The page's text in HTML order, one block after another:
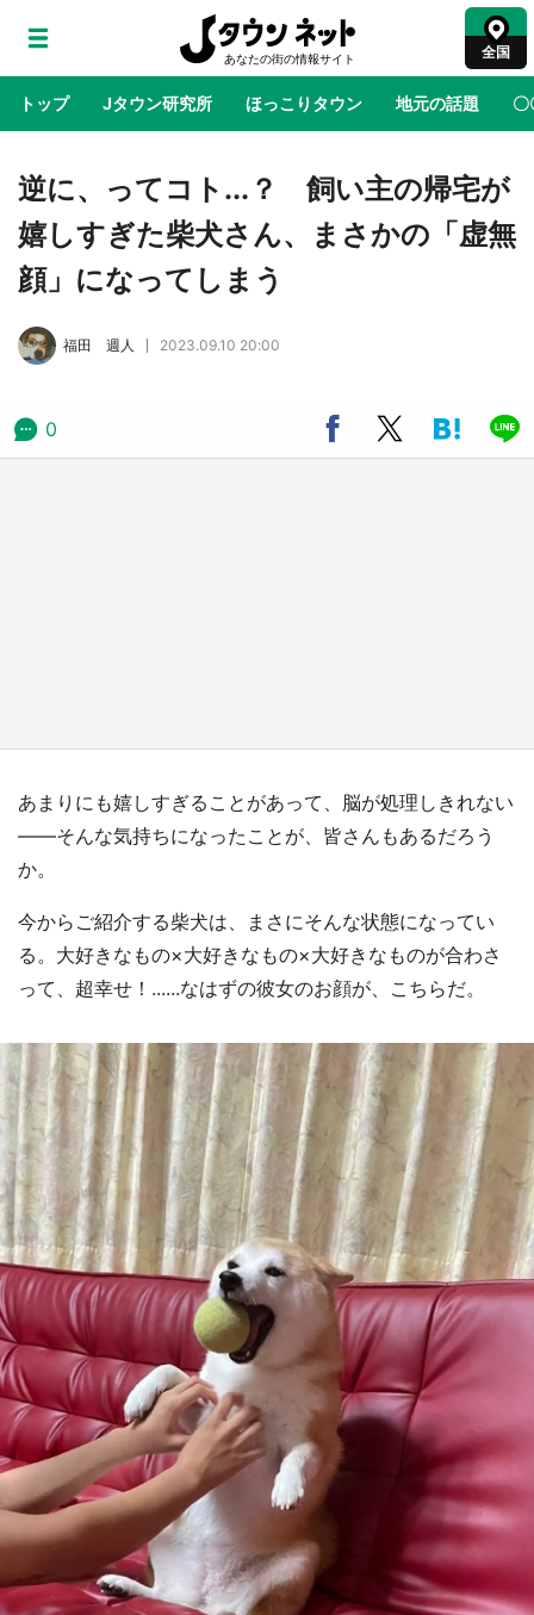
全国
トップ Jタウン研究所 ほっこりタウン 地元の話題 〇
地域×二次元 絶景 あの時はありがとう 物語がはじ
アニメ『はたらく細胞』と神奈川県の3度目コ
ラボ 作品の世界観通じて「小児がん」学べる
逆に、ってコト...？ 飼い主の帰宅が
嬉しすぎた柴犬さん、まさかの「虚無
顔」になってしまう
福田 週人 2023.09.10 20:00
0
あまりにも嬉しすぎることがあって、脳が処理しきれない
――そんな気持ちになったことが、皆さんもあるだろう
か。
今からご紹介する柴犬は、まさにそんな状態になってい
る。大好きなもの×大好きなもの×大好きなものが合わさ
って、超幸せ！......なはずの彼女のお顔が、こちらだ。